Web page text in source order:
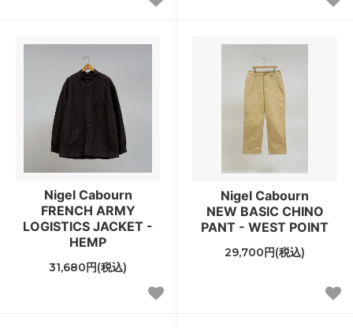
Nigel Cabourn
FRENCH ARMY
LOGISTICS JACKET -
HEMP
31,680円(税込)
Nigel Cabourn
NEW BASIC CHINO
PANT - WEST POINT
29,700円(税込)